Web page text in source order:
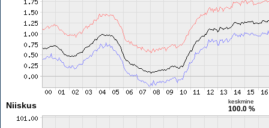
Niiskus keskmine
100.0 %